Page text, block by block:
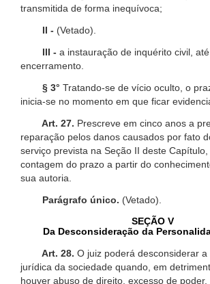
transmitida de forma inequívoca;
II - (Vetado).
III - a instauração de inquérito civil,
encerramento.
§ 3° Tratando-se de vício oculto, o
inicia-se no momento em que ficar
Art. 27. Prescreve em cinco anos a
reparação pelos danos causados por fato
serviço prevista na Seção II deste
contagem do prazo a partir do
sua autoria.
Parágrafo único. (Vetado).
SEÇÃO V
Da Desconsideração da
Art. 28. O juiz poderá desconsiderar
jurídica da sociedade quando, em
houver abuso de direito, excesso de poder,